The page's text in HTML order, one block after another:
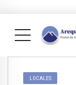
LOCALES